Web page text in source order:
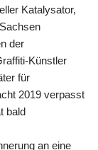
Katalysator,
der
Künstler
für
2019 verpasst
bald
an eine